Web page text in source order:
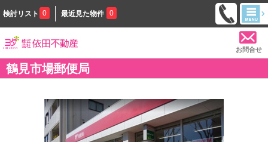
検討リスト 0 最近見た物件 0
お問合せ
鶴見市場郵便局